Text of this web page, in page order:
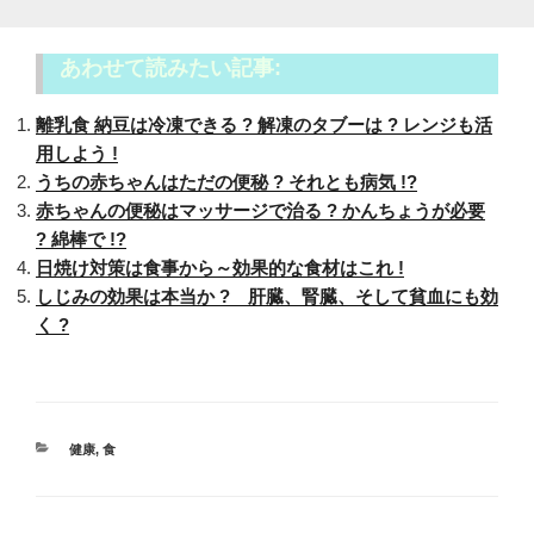
あわせて読みたい記事:
離乳食 納豆は冷凍できる ? 解凍のタブーは ? レンジも活
用しよう !
うちの赤ちゃんはただの便秘 ? それとも病気 !?
赤ちゃんの便秘はマッサージで治る ? かんちょうが必要
? 綿棒で !?
日焼け対策は食事から～効果的な食材はこれ !
しじみの効果は本当か ? 肝臓、腎臓、そして貧血にも効
く ?
カ
健康, 食